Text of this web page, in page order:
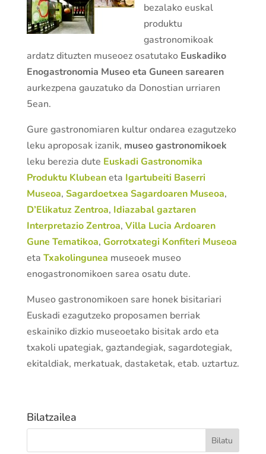
bezalako euskal
produktu
gastronomikoak
ardatz dituzten museoez osatutako Euskadiko
Enogastronomia Museo eta Guneen sarearen
aurkezpena gauzatuko da Donostian urriaren
5ean.
Gure gastronomiaren kultur ondarea ezagutzeko
leku aproposak izanik, museo gastronomikoek
leku berezia dute Euskadi Gastronomika
Produktu Klubeaneta Igartubeiti Baserri
Museoa, Sagardoetxea Sagardoaren Museoa,
D’Elikatuz Zentroa, Idiazabal gaztaren
Interpretazio Zentroa, Villa Lucia Ardoaren
Gune Tematikoa, Gorrotxategi Konfiteri Museoa
eta Txakolingunea museoek museo
enogastronomikoen sarea osatu dute.
Museo gastronomikoen sare honek bisitariari
Euskadi ezagutzeko proposamen berriak
eskainiko dizkio museoetako bisitak ardo eta
txakoli upategiak, gaztandegiak, sagardotegiak,
ekitaldiak, merkatuak, dastaketak, etab. uztartuz.
Bilatzailea